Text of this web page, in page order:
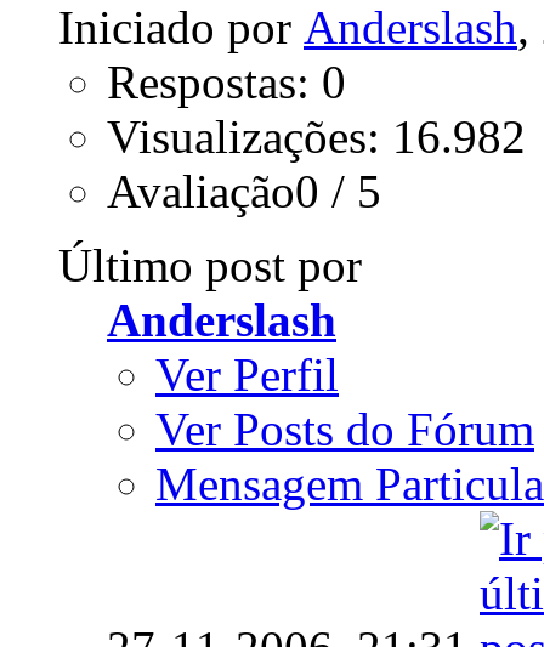
Iniciado por Anderslash,
Respostas: 0
Visualizações: 16.982
Avaliação0 / 5
Último post por
Anderslash
Ver Perfil
Ver Posts do Fórum
Mensagem